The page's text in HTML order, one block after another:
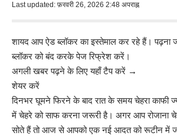
Last updated: फ़रवरी 26, 2026 2:48 अपराह्न
शायद आप ऐड ब्लॉकर का इस्तेमाल कर रहे हैं। पढ़ना
ब्लॉकर को बंद करके पेज रिफ्रेश करें।
अगली खबर पढ़ने के लिए यहाँ टैप करें →
शेयर करें
दिनभर घूमने फिरने के बाद रात के समय चेहरा काफी
में चेहरे को साफ करना जरूरी है। अगर आप रोजाना
सोते हैं तो आज से आपको एक नई आदत को रूटीन में